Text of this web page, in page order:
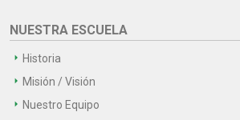
NUESTRA ESCUELA
Historia
Misión / Visión
Nuestro Equipo